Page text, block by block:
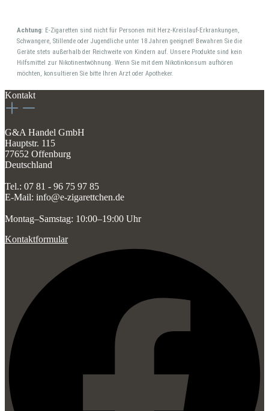
Achtung: E-Zigaretten sind nicht für Personen mit Herz-Kreislauf-Erkrankungen,
Schwangere, Stillende oder Jugendliche unter 18 Jahren geeignet! Bewahren Sie die
Geräte stets außerhalb der Reichweite von Kindern auf. Unsere Produkte sind kein
Hilfsmittel zur Nikotinentwöhnung. Wenn Sie mit dem Nikotinkonsum aufhören
möchten, konsultieren Sie bitte Ihren Arzt oder Apotheker.
Kontakt
G&A Handel GmbH
Hauptstr. 115
77652 Offenburg
Deutschland
Tel.: 07 81 - 96 75 97 85
E-Mail: info@e-zigarettchen.de
Montag–Samstag: 10:00–19:00 Uhr
Kontaktformular